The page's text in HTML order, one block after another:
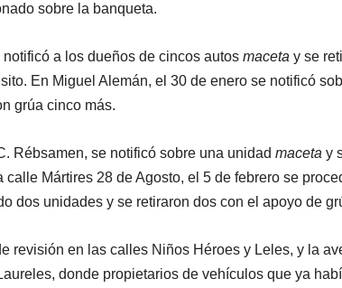
sobre la banqueta.
a los dueños de cincos autos maceta y se
En Miguel Alemán, el 30 de enero se notificó
grúa cinco más.
Rébsamen, se notificó sobre una unidad maceta y
Mártires 28 de Agosto, el 5 de febrero se
dos unidades y se retiraron dos con el apoyo de
revisión en las calles Niños Héroes y Leles, y la
donde propietarios de vehículos que ya